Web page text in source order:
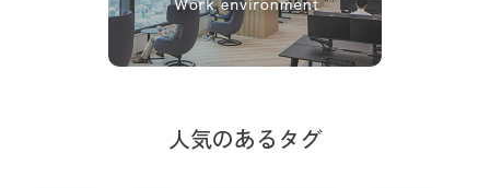
人気のあるタグ